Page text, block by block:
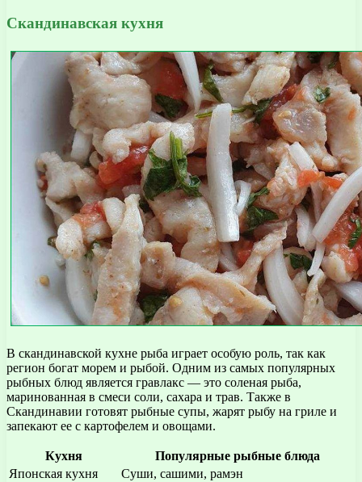
Скандинавская кухня
В скандинавской кухне рыба играет особую роль, так как
регион богат морем и рыбой. Одним из самых популярных
рыбных блюд является гравлакс — это соленая рыба,
маринованная в смеси соли, сахара и трав. Также в
Скандинавии готовят рыбные супы, жарят рыбу на гриле и
запекают ее с картофелем и овощами.
Кухня
Популярные рыбные блюда
Японская кухня
Суши, сашими, рамэн